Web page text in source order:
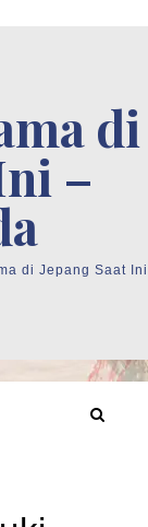
di
–
di Jepang Saat Ini